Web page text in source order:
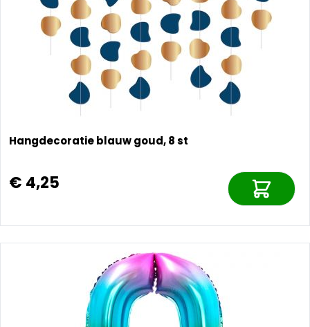
Hangdecoratie blauw goud, 8 st
€ 4,25